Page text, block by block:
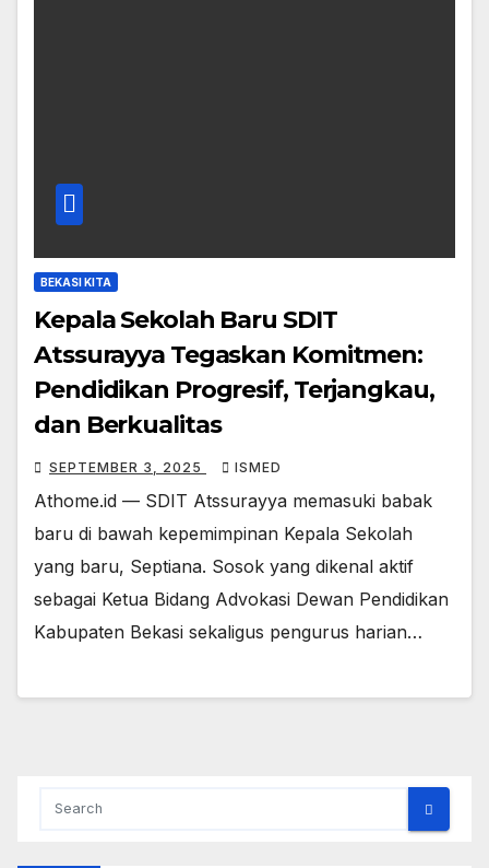
BEKASI KITA
Kepala Sekolah Baru SDIT
Atssurayya Tegaskan Komitmen:
Pendidikan Progresif, Terjangkau,
dan Berkualitas
SEPTEMBER 3, 2025 ISMED
Athome.id — SDIT Atssurayya memasuki babak
baru di bawah kepemimpinan Kepala Sekolah
yang baru, Septiana. Sosok yang dikenal aktif
sebagai Ketua Bidang Advokasi Dewan Pendidikan
Kabupaten Bekasi sekaligus pengurus harian…